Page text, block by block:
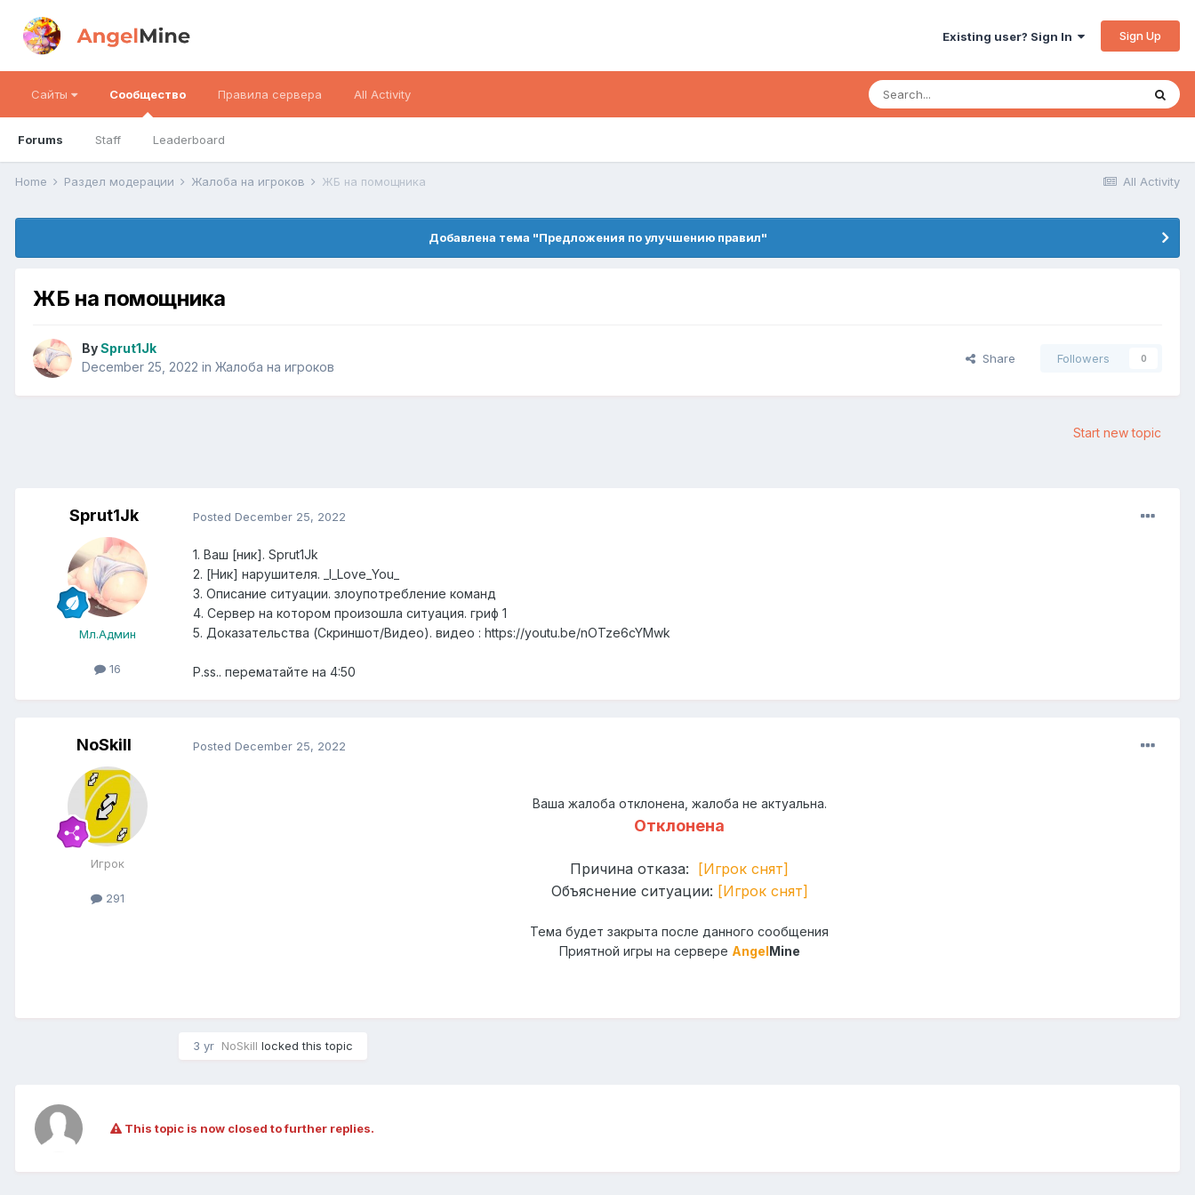
Existing user? Sign In Sign Up
Сайты Сообщество
Forums Staff Leaderboard
Правила сервера All Activity
All Activity
Home Раздел модерации Жалоба на игроков ЖБ на помощника
Добавлена тема "Предложения по улучшению правил"
ЖБ на помощника
BySprut1Jk
December 25, 2022 in Жалоба на игроков
Share Followers 0
Start new topic
Sprut1Jk
Мл.Админ
16
Posted December 25, 2022
1. Ваш [ник]. Sprut1Jk
2. [Ник] нарушителя. _I_Love_You_
3. Описание ситуации. злоупотребление команд
4. Сервер на котором произошла ситуация. гриф 1
5. Доказательства (Скриншот/Видео). видео : https://youtu.be/nOTze6cYMwk
P.ss.. перематайте на 4:50
NoSkill
Игрок
291
Posted December 25, 2022
Ваша жалоба отклонена, жалоба не актуальна.
Отклонена
Причина отказа:
[Игрок снят]
Объяснение ситуации: [Игрок снят]
Тема будет закрыта после данного сообщения
Приятной игры на сервере AngelMine
3 yr NoSkill locked this topic
This topic is now closed to further replies.